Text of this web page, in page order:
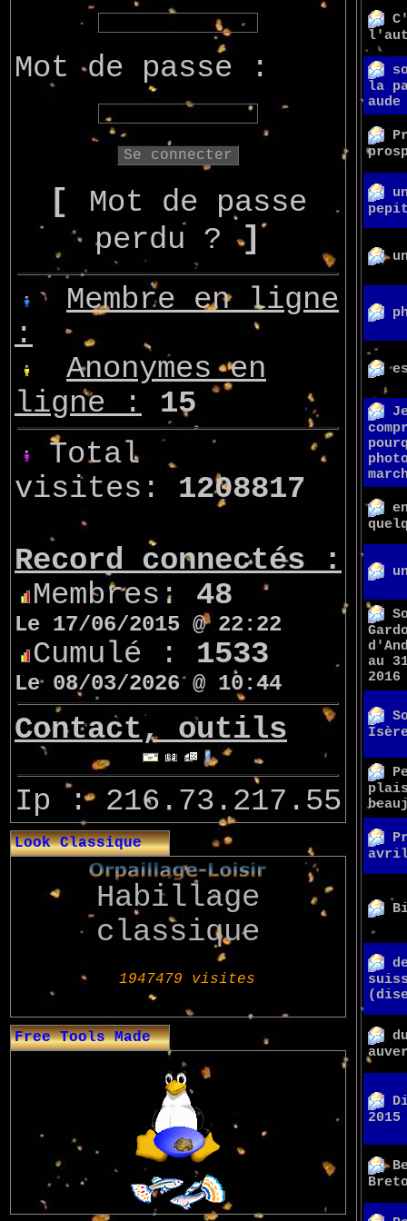
Mot de passe :
[ Mot de passe
perdu ? ]
Membre en ligne
:
Anonymes en
ligne :
15
Total
visites:
1208817
Record connectés :
Membres: 48
Le 17/06/2015 @ 22:22
Cumulé : 1533
Le 08/03/2026 @ 10:44
Contact, outils
Ip : 216.73.217.55
Look Classique
Habillage
classique
Free Tools Made
la
aude
au
2016
2015